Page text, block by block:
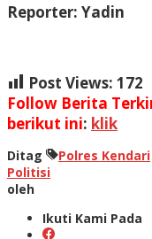
Reporter: Yadin
Post Views: 172
Follow Berita
berikut ini: klik
Ditag Polres Kendari
Politisi
oleh
Ikuti Kami Pada